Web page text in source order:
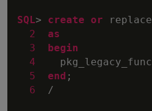
SQL> create or replace
2
as
3
begin
4
5
end ;
6
/